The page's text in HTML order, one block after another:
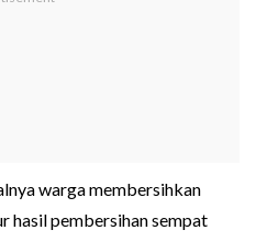
warga membersihkan
hasil pembersihan sempat